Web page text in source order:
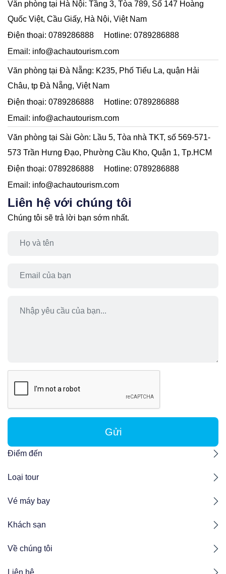
Văn phòng tại Hà Nội: Tầng 3, Tòa 789, Số 147 Hoàng
Quốc Việt, Cầu Giấy, Hà Nội, Việt Nam
Điện thoại: 0789286888 Hotline: 0789286888
Email: info@achautourism.com
Văn phòng tại Đà Nẵng: K235, Phố Tiểu La, quận Hải
Châu, tp Đà Nẵng, Việt Nam
Điện thoại: 0789286888 Hotline: 0789286888
Email: info@achautourism.com
Văn phòng tại Sài Gòn: Lầu 5, Tòa nhà TKT, số 569-571-
573 Trần Hưng Đạo, Phường Cầu Kho, Quận 1, Tp.HCM
Điện thoại: 0789286888 Hotline: 0789286888
Email: info@achautourism.com
Liên hệ với chúng tôi
Chúng tôi sẽ trả lời bạn sớm nhất.
Gửi
Điểm đến
Loại tour
Vé máy bay
Khách sạn
Về chúng tôi
Liên hệ